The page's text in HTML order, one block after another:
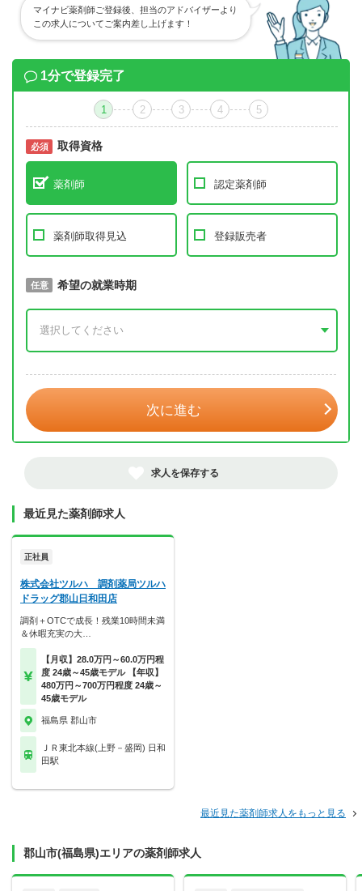
マイナビ薬剤師ご登録後、担当のアドバイザーより
この求人についてご案内差し上げます！
1分で登録完了
1 2 3 4 5
必須 取得資格
薬剤師 認定薬剤師
薬剤師取得見込 登録販売者
必須 取得予定年
任意 希望の就業時期
次に進む
求人を保存する
最近見た薬剤師求人
正社員
株式会社ツルハ 調剤薬局ツルハ
ドラッグ郡山日和田店
調剤＋OTCで成長！残業10時間未満
＆休暇充実の大…
【月収】28.0万円～60.0万円程
度 24歳～45歳モデル 【年収】
480万円～700万円程度 24歳～
45歳モデル
福島県 郡山市
ＪＲ東北本線(上野－盛岡) 日和
田駅
最近見た薬剤師求人をもっと見る
郡山市(福島県)エリアの薬剤師求人